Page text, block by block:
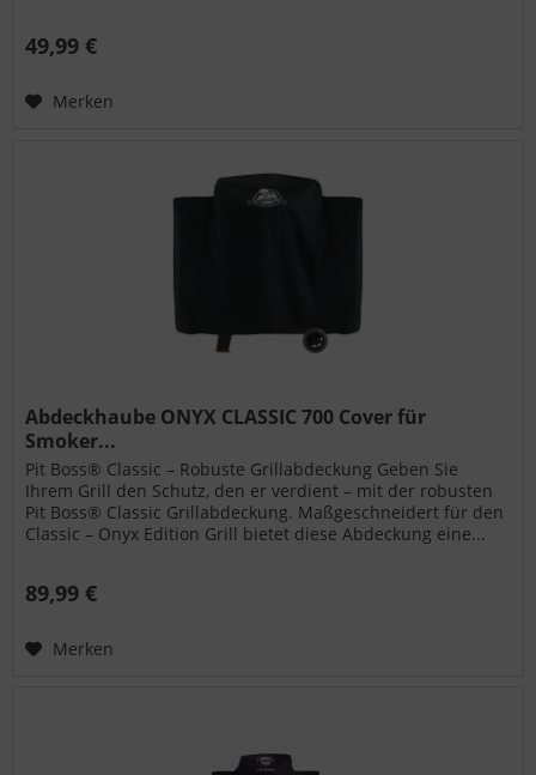
49,99 €
Merken
Abdeckhaube ONYX CLASSIC 700 Cover für
Smoker...
Pit Boss® Classic – Robuste Grillabdeckung Geben Sie
Ihrem Grill den Schutz, den er verdient – mit der robusten
Pit Boss® Classic Grillabdeckung. Maßgeschneidert für den
Classic – Onyx Edition Grill bietet diese Abdeckung eine...
89,99 €
Merken